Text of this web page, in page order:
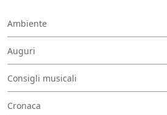
Ambiente
Auguri
Consigli musicali
Cronaca